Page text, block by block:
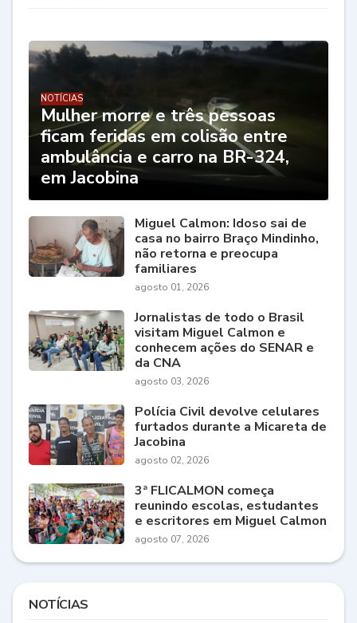
NOTÍCIAS
Mulher morre e três pessoas
ficam feridas em colisão entre
ambulância e carro na BR-324,
em Jacobina
Miguel Calmon: Idoso sai de
casa no bairro Braço Mindinho,
não retorna e preocupa
familiares
agosto 01, 2026
Jornalistas de todo o Brasil
visitam Miguel Calmon e
conhecem ações do SENAR e
da CNA
agosto 03, 2026
Polícia Civil devolve celulares
furtados durante a Micareta de
Jacobina
agosto 02, 2026
3ª FLICALMON começa
reunindo escolas, estudantes
e escritores em Miguel Calmon
agosto 07, 2026
NOTÍCIAS